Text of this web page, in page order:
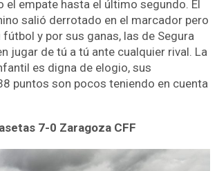
el empate hasta el último segundo. El
salió derrotado en el marcador pero
y por sus ganas, las de Segura
jugar de tú a tú ante cualquier rival. La
es digna de elogio, sus
puntos son pocos teniendo en cuenta
7-0 Zaragoza CFF